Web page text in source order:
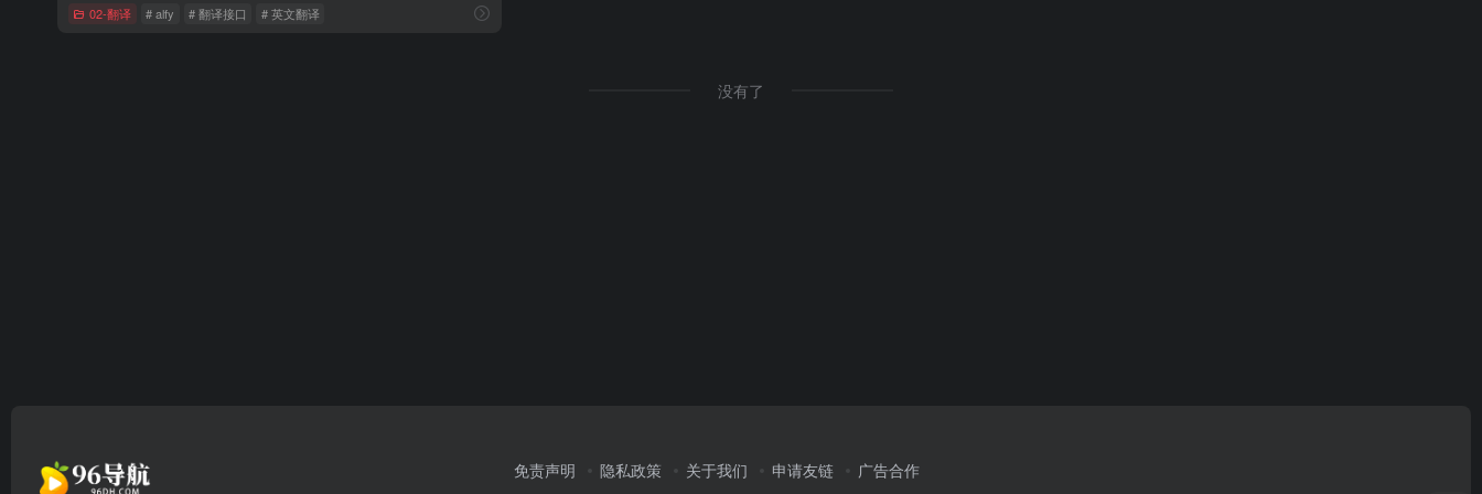
02-翻译 # alfy # 翻译接口 # 英文翻译
没有了
免责声明 隐私政策 关于我们 申请友链 广告合作